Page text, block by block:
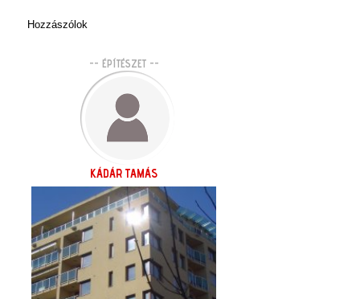
Hozzászólok
-- ÉPÍTÉSZET --
KÁDÁR TAMÁS